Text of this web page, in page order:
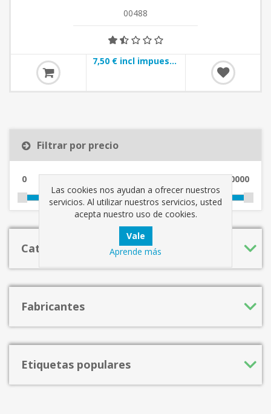
00488
7,50 € incl impuestos
Filtrar por precio
0 10000
Categorías
Fabricantes
Etiquetas populares
Las cookies nos ayudan a ofrecer nuestros
servicios. Al utilizar nuestros servicios, usted
acepta nuestro uso de cookies.
Aprende más